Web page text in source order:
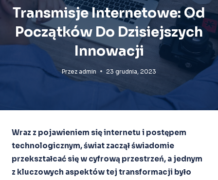
Transmisje Internetowe: Od
Początków Do Dzisiejszych
Innowacji
Przez admin 23 grudnia, 2023
Wraz z pojawieniem się internetu i postępem
technologicznym, świat zaczął świadomie
przekształcać się w cyfrową przestrzeń, a jednym
z kluczowych aspektów tej transformacji było